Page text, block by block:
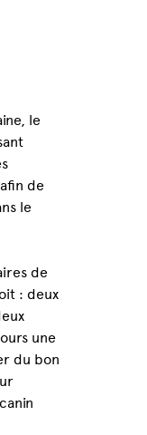
le
de
le
de
: deux
une
du bon